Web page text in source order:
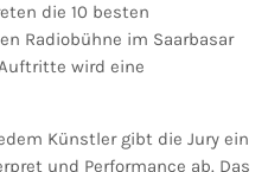
die 10 besten
Radiobühne im Saarbasar
wird eine
Künstler gibt die Jury ein
und Performance ab. Das